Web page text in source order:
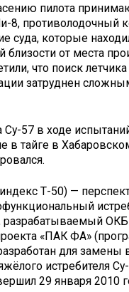
пилота
8, противолодочный
суда, которые
близости от места
что поиск
затруднен
Су-57 в ходе
в тайге в
Т-50) —
разрабатываемый
«ПАК ФА»
для замены
истребителя
29 января 2010